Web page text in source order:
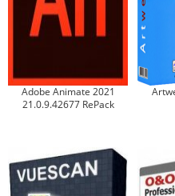
Adobe Animate 2021
21.0.9.42677 RePack